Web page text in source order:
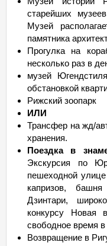
старейших
Музей
памятника
Прогулка на
несколько раз в
музей
обстановкой
Рижский зоопарк
ИЛИ
Трансфер на жд/
хранения.
Поездка в
Экскурсия по
пешеходной
капризов,
Дзинтари,
конкурсу Новая
свободное время
Возвращение в